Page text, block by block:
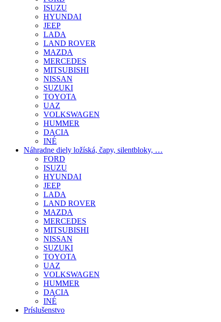
ISUZU
HYUNDAI
JEEP
LADA
LAND ROVER
MAZDA
MERCEDES
MITSUBISHI
NISSAN
SUZUKI
TOYOTA
UAZ
VOLKSWAGEN
HUMMER
DACIA
INÉ
Náhradne diely ložíská, čapy, silentbloky, …
FORD
ISUZU
HYUNDAI
JEEP
LADA
LAND ROVER
MAZDA
MERCEDES
MITSUBISHI
NISSAN
SUZUKI
TOYOTA
UAZ
VOLKSWAGEN
HUMMER
DACIA
INÉ
Príslušenstvo